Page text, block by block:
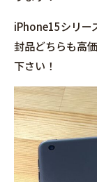
iPhone15シリー
封品どちらも高
下さい！